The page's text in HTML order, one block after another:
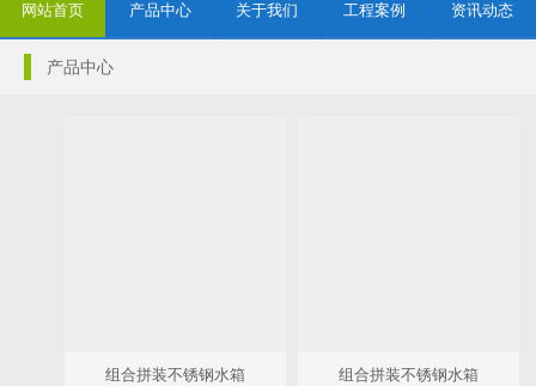
网站首页 产品中心 关于我们 工程案例 资讯动态
产品中心
组合拼装不锈钢水箱 组合拼装不锈钢水箱